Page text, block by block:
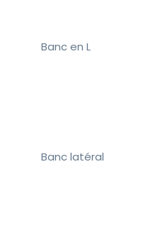
Banc en L
Banc latéral